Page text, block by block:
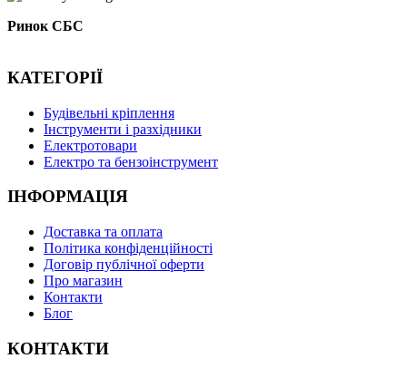
Ринок СБС
КАТЕГОРІЇ
Будівельні кріплення
Інструменти і разхідники
Електротовари
Електро та бензоінструмент
ІНФОРМАЦІЯ
Доставка та оплата
Політика конфіденційності
Договір публічної оферти
Про магазин
Контакти
Блог
КОНТАКТИ